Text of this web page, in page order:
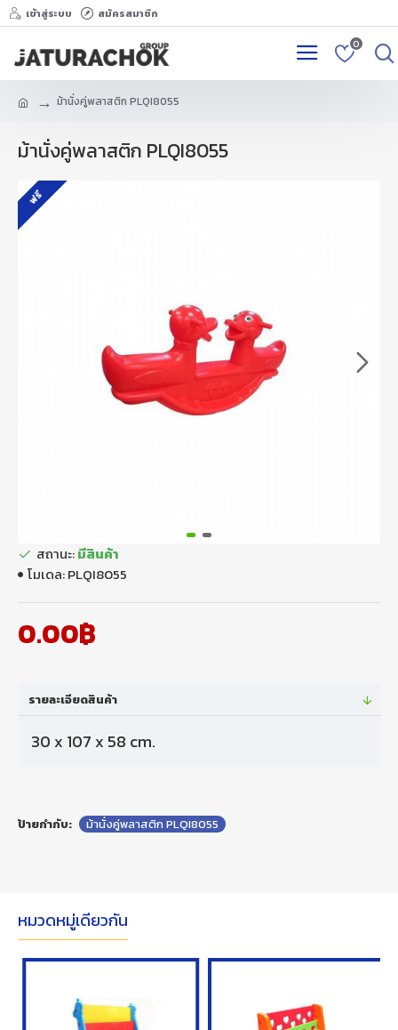
เข้าสู่ระบบ สมัครสมาชิก
0
ม้านั่งคู่พลาสติก PLQI8055
ม้านั่งคู่พลาสติก PLQI8055
ฟรี
0.00฿
สถานะ:มีสินค้า
โมเดล:PLQI8055
รายละเอียดสินค้า
30 x 107 x 58 cm.
ป้ายกำกับ: ม้านั่งคู่พลาสติก PLQI8055
หมวดหมู่เดียวกัน